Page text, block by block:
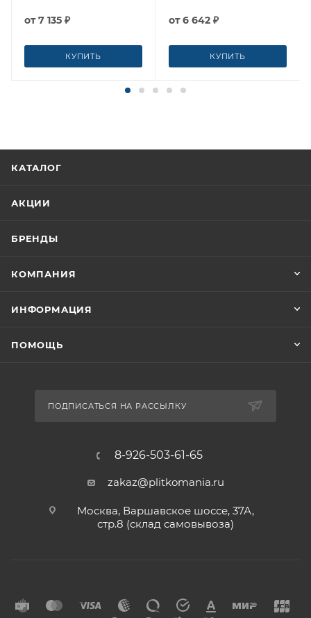
от7 135 ₽
КУПИТЬ
от6 642 ₽
КУПИТЬ
КАТАЛОГ
АКЦИИ
БРЕНДЫ
КОМПАНИЯ
ИНФОРМАЦИЯ
ПОМОЩЬ
ПОДПИСАТЬСЯ НА РАССЫЛКУ
8-926-503-61-65
zakaz@plitkomania.ru
Москва, Варшавское шоссе, 37А,
стр.8 (склад самовывоза)